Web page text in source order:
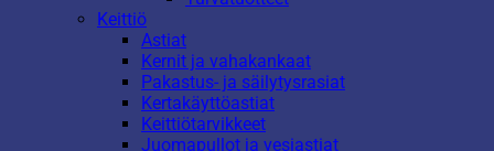
Keittiö
Astiat
Kernit ja vahakankaat
Pakastus- ja säilytysrasiat
Kertakäyttöastiat
Keittiötarvikkeet
Juomapullot ja vesiastiat